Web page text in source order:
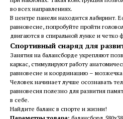
во всех направлениях.
В центре панели находится лабиринт.
равновесие, попробуйте пройти
двигаются в спиральной лунке и
Спортивный снаряд для
Занятия на балансборде укрепляют
каркас, стимулируют работу
равновесие и координацию – мозжечка
Человек начинает лучше осознавать
равновесия полезно для развития
в себе.
Найдите баланс в спорте и жизни!
Параметры товара: балансборд